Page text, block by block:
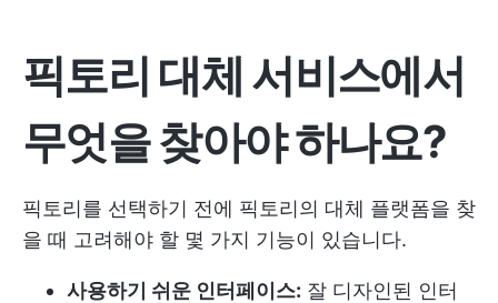
픽토리 대체 서비스에서
무엇을 찾아야 하나요?
픽토리를 선택하기 전에 픽토리의 대체 플랫폼을 찾
을 때 고려해야 할 몇 가지 기능이 있습니다.
사용하기 쉬운 인터페이스: 잘 디자인된 인터